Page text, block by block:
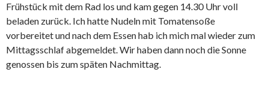
Frühstück mit dem Rad los und kam gegen 14.30 Uhr voll
beladen zurück. Ich hatte Nudeln mit Tomatensoße
vorbereitet und nach dem Essen hab ich mich mal wieder zum
Mittagsschlaf abgemeldet. Wir haben dann noch die Sonne
genossen bis zum späten Nachmittag.